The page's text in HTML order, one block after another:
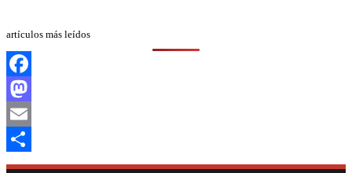
artículos más leídos
Facebook
Mastodon
Email
Compartir